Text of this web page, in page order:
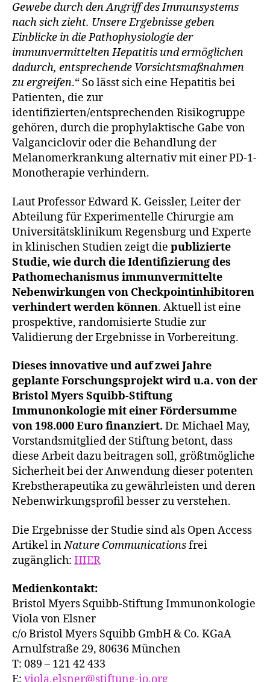
Gewebe durch den Angriff des Immunsystems
nach sich zieht. Unsere Ergebnisse geben
Einblicke in die Pathophysiologie der
immunvermittelten Hepatitis und ermöglichen
dadurch, entsprechende Vorsichtsmaßnahmen
zu ergreifen.“ So lässt sich eine Hepatitis bei
Patienten, die zur
identifizierten/entsprechenden Risikogruppe
gehören, durch die prophylaktische Gabe von
Valganciclovir oder die Behandlung der
Melanomerkrankung alternativ mit einer PD-1-
Monotherapie verhindern.
Laut Professor Edward K. Geissler, Leiter der
Abteilung für Experimentelle Chirurgie am
Universitätsklinikum Regensburg und Experte
in klinischen Studien zeigt die publizierte
Studie, wie durch die Identifizierung des
Pathomechanismus immunvermittelte
Nebenwirkungen von Checkpointinhibitoren
verhindert werden können. Aktuell ist eine
prospektive, randomisierte Studie zur
Validierung der Ergebnisse in Vorbereitung.
Dieses innovative und auf zwei Jahre
geplante Forschungsprojekt wird u.a. von der
Bristol Myers Squibb-Stiftung
Immunonkologie mit einer Fördersumme
von 198.000 Euro finanziert. Dr. Michael May,
Vorstandsmitglied der Stiftung betont, dass
diese Arbeit dazu beitragen soll, größtmögliche
Sicherheit bei der Anwendung dieser potenten
Krebstherapeutika zu gewährleisten und deren
Nebenwirkungsprofil besser zu verstehen.
Die Ergebnisse der Studie sind als Open Access
Artikel inNature Communicationsfrei
zugänglich: HIER
Medienkontakt:
Bristol Myers Squibb-Stiftung Immunonkologie
Viola von Elsner
c/o Bristol Myers Squibb GmbH & Co. KGaA
Arnulfstraße 29, 80636 München
T: 089 – 121 42 433